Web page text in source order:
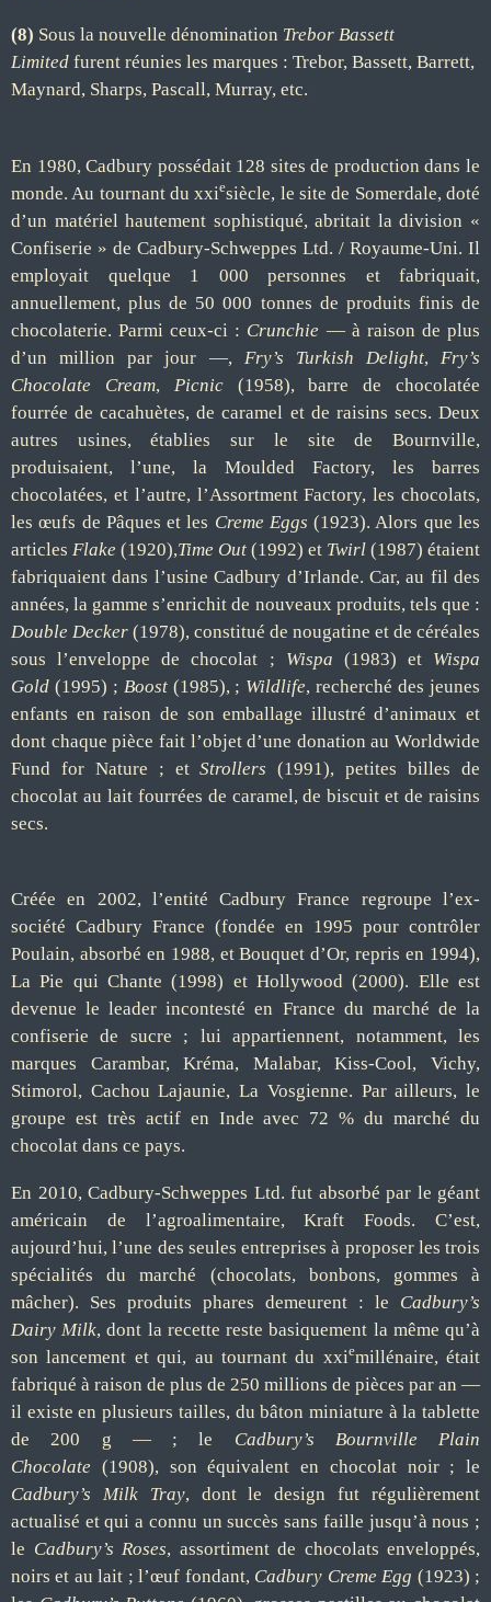
(8) Sous la nouvelle dénomination Trebor Bassett
Limited furent réunies les marques : Trebor, Bassett, Barrett,
Maynard, Sharps, Pascall, Murray, etc.
En 1980, Cadbury possédait 128 sites de production dans le
monde. Au tournant du xxiesiècle, le site de Somerdale, doté
d’un matériel hautement sophistiqué, abritait la division «
Confiserie » de Cadbury-Schweppes Ltd. / Royaume-Uni. Il
employait quelque 1 000 personnes et fabriquait,
annuellement, plus de 50 000 tonnes de produits finis de
chocolaterie. Parmi ceux-ci : Crunchie — à raison de plus
d’un million par jour —, Fry’s Turkish Delight, Fry’s
Chocolate Cream, Picnic (1958), barre de chocolatée
fourrée de cacahuètes, de caramel et de raisins secs. Deux
autres usines, établies sur le site de Bournville,
produisaient, l’une, la Moulded Factory, les barres
chocolatées, et l’autre, l’Assortment Factory, les chocolats,
les œufs de Pâques et les Creme Eggs(1923). Alors que les
articles Flake (1920),Time Out (1992) et Twirl (1987) étaient
fabriquaient dans l’usine Cadbury d’Irlande. Car, au fil des
années, la gamme s’enrichit de nouveaux produits, tels que :
Double Decker (1978), constitué de nougatine et de céréales
sous l’enveloppe de chocolat ; Wispa (1983) et Wispa
Gold (1995) ; Boost (1985), ; Wildlife, recherché des jeunes
enfants en raison de son emballage illustré d’animaux et
dont chaque pièce fait l’objet d’une donation au Worldwide
Fund for Nature ; etStrollers(1991), petites billes de
chocolat au lait fourrées de caramel, de biscuit et de raisins
secs.
Créée en 2002, l’entité Cadbury France regroupe l’ex-
société Cadbury France (fondée en 1995 pour contrôler
Poulain, absorbé en 1988, et Bouquet d’Or, repris en 1994),
La Pie qui Chante (1998) et Hollywood (2000). Elle est
devenue le leader incontesté en France du marché de la
confiserie de sucre ; lui appartiennent, notamment, les
marques Carambar, Kréma, Malabar, Kiss-Cool, Vichy,
Stimorol, Cachou Lajaunie, La Vosgienne. Par ailleurs, le
groupe est très actif en Inde avec 72 % du marché du
chocolat dans ce pays.
En 2010, Cadbury-Schweppes Ltd. fut absorbé par le géant
américain de l’agroalimentaire, Kraft Foods. C’est,
aujourd’hui, l’une des seules entreprises à proposer les trois
spécialités du marché (chocolats, bonbons, gommes à
mâcher). Ses produits phares demeurent : le Cadbury’s
Dairy Milk, dont la recette reste basiquement la même qu’à
son lancement et qui, au tournant du xxiemillénaire, était
fabriqué à raison de plus de 250 millions de pièces par an —
il existe en plusieurs tailles, du bâton miniature à la tablette
de 200 g — ; le Cadbury’s Bournville Plain
Chocolate (1908), son équivalent en chocolat noir ; le
Cadbury’s Milk Tray, dont le design fut régulièrement
actualisé et qui a connu un succès sans faille jusqu’à nous ;
le Cadbury’s Roses, assortiment de chocolats enveloppés,
noirs et au lait ; l’œuf fondant, Cadbury Creme Egg (1923) ;